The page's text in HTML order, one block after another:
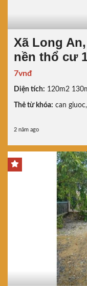
Xã Long
nền thổ cư
7vnđ
Diện tích: 120m2
Thẻ từ khóa: can giuoc,
2 năm ago